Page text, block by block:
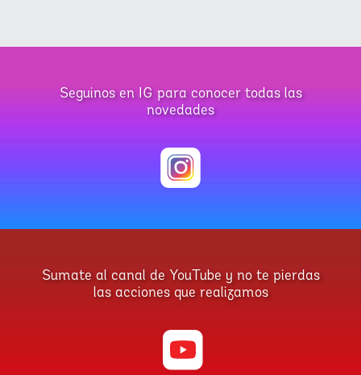
Seguinos en IG para conocer todas las
novedades
Sumate al canal de YouTube y no te pierdas
las acciones que realizamos